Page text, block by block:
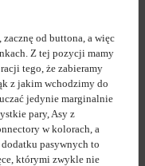
od buttona, a więc
Z tej pozycji mamy
tego, że zabieramy
z jakim wchodzimy do
jedynie marginalnie
pary, Asy z
w kolorach, a
dodatku pasywnych to
którymi zwykle nie